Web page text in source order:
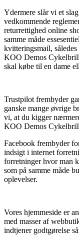
Ydermere slår vi et
vedkommende
returrettighed online
samme måde
kvitteringsmail,
KOO Demos
skal købe til en dame
Trustpilot frembyder
ganske mange øvrige
vi, at du kigger
KOO Demos
Facebook frembyder
indsigt i internet
forretninger hvor man
som på samme måde
oplevelser.
Vores hjemmeside er
med masser af
indtjener godtgørelse